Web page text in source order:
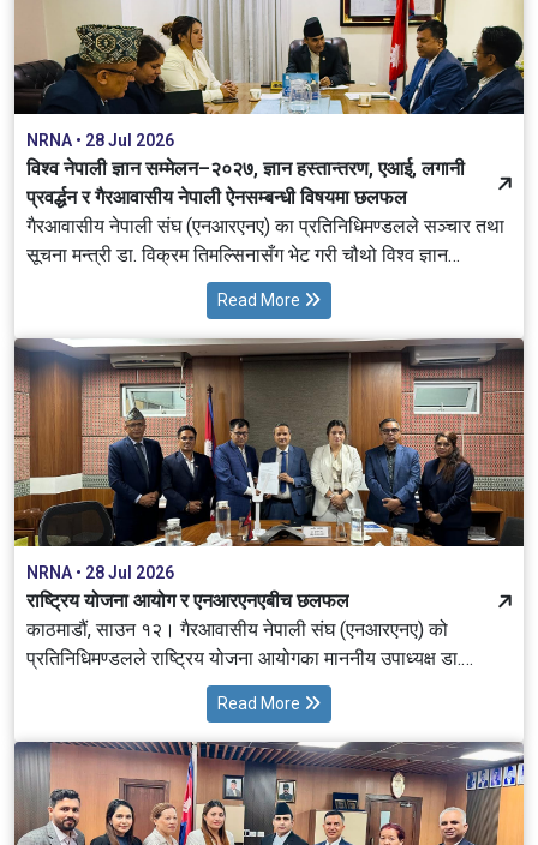
अवधारणापत्र हस्तान्तरण गर्दै सम्मेलनलाई नेपाल सरकारको सहकार्यमा
आयोजना गर्न अनुरोध गरेको हो।
NRNA • 28 Jul 2026
विश्व नेपाली ज्ञान सम्मेलन–२०२७, ज्ञान हस्तान्तरण, एआई, लगानी
प्रवर्द्धन र गैरआवासीय नेपाली ऐनसम्बन्धी विषयमा छलफल
गैरआवासीय नेपाली संघ (एनआरएनए) का प्रतिनिधिमण्डलले सञ्चार तथा
सूचना मन्त्री डा. विक्रम तिमल्सिनासँग भेट गरी चौथो विश्व ज्ञान
सम्मेलन–२०२७ (4th NRNA Global Knowledge Convention
2027), ज्ञान तथा प्रविधि हस्तान्तरण, कृत्रिम बौद्धिकता (AI), लगानी
प्रवर्द्धन तथा गैरआवासीय नेपालीसँग सम्बन्धित समसामयिक विषयमा
छलफल गरेको छ ।
Read More
NRNA • 28 Jul 2026
राष्ट्रिय योजना आयोग र एनआरएनएबीच छलफल
काठमाडौं, साउन १२। गैरआवासीय नेपाली संघ (एनआरएनए) को
प्रतिनिधिमण्डलले राष्ट्रिय योजना आयोगका माननीय उपाध्यक्ष डा.
गुणाकर भट्टसँग भेट गरी चौथो विश्व नेपाली ज्ञान सम्मेलन–२०२७ (4th
NRNA Global Knowledge Convention 2027) को अवधारणापत्र
प्रस्तुत गर्दै ज्ञान, सीप, प्रविधि, नवप्रवर्तन तथा लगानीमार्फत नेपालको
विकासमा सहकार्य गर्ने विषयमा विस्तृत छलफल गरेको छ।
Read More